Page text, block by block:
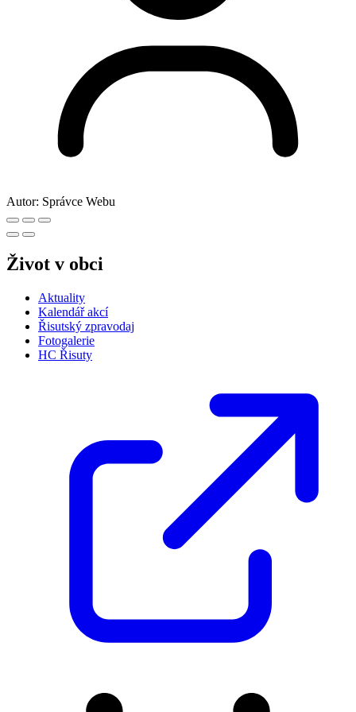
Autor: Správce Webu
Život v obci
Aktuality
Kalendář akcí
Řisutský zpravodaj
Fotogalerie
HC Řisuty